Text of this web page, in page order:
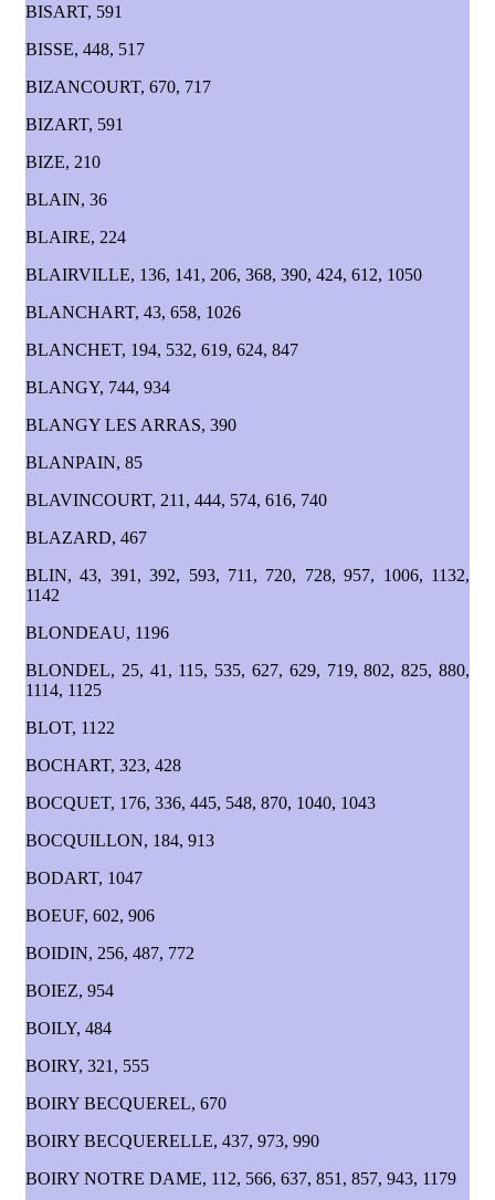
BISART, 591
BISSE, 448, 517
BIZANCOURT, 670, 717
BIZART, 591
BIZE, 210
BLAIN, 36
BLAIRE, 224
BLAIRVILLE, 136, 141, 206, 368, 390, 424, 612, 1050
BLANCHART, 43, 658, 1026
BLANCHET, 194, 532, 619, 624, 847
BLANGY, 744, 934
BLANGY LES ARRAS, 390
BLANPAIN, 85
BLAVINCOURT, 211, 444, 574, 616, 740
BLAZARD, 467
BLIN, 43, 391, 392, 593, 711, 720, 728, 957, 1006, 1132,
1142
BLONDEAU, 1196
BLONDEL, 25, 41, 115, 535, 627, 629, 719, 802, 825, 880,
1114, 1125
BLOT, 1122
BOCHART, 323, 428
BOCQUET, 176, 336, 445, 548, 870, 1040, 1043
BOCQUILLON, 184, 913
BODART, 1047
BOEUF, 602, 906
BOIDIN, 256, 487, 772
BOIEZ, 954
BOILY, 484
BOIRY, 321, 555
BOIRY BECQUEREL, 670
BOIRY BECQUERELLE, 437, 973, 990
BOIRY NOTRE DAME, 112, 566, 637, 851, 857, 943, 1179